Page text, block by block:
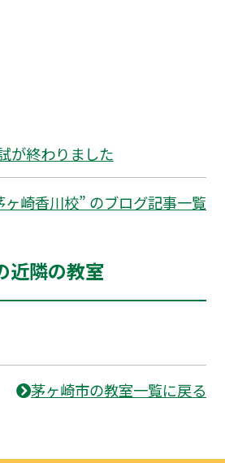
が終わりました
ヶ崎香川校” のブログ記事一覧
近隣の教室
茅ヶ崎市の教室一覧に戻る